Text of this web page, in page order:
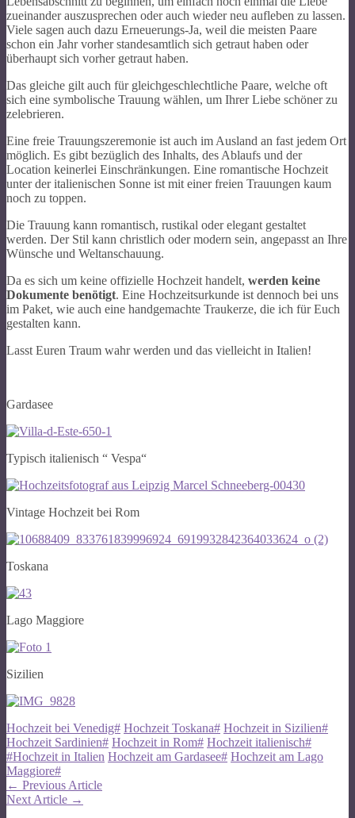
zueinander auszusprechen oder auch wieder neu aufleben zu lassen.
Viele sagen auch dazu Erneuerungs-Ja, weil die meisten Paare
schon ein Jahr vorher standesamtlich sich getraut haben oder
überhaupt sich vorher getraut haben.
Das gleiche gilt auch für gleichgeschlechtliche Paare, welche oft
sich eine symbolische Trauung wählen, um Ihrer Liebe schöner zu
zelebrieren.
Eine freie Trauungszeremonie ist auch im Ausland an fast jedem Ort
möglich. Es gibt bezüglich des Inhalts, des Ablaufs und der
Location keinerlei Einschränkungen. Eine romantische Hochzeit
unter der italienischen Sonne ist mit einer freien Trauungen kaum
noch zu toppen.
Die Trauung kann romantisch, rustikal oder elegant gestaltet
werden. Der Stil kann christlich oder modern sein, angepasst an Ihre
Wünsche und Weltanschauung.
Da es sich um keine offizielle Hochzeit handelt, werden keine
Dokumente benötigt. Eine Hochzeitsurkunde ist dennoch bei uns
im Paket, wie auch eine handgemachte Traukerze, die ich für Euch
gestalten kann.
Lasst Euren Traum wahr werden und das vielleicht in Italien!
Gardasee
Typisch italienisch “ Vespa“
Vintage Hochzeit bei Rom
Toskana
Lago Maggiore
Sizilien
Hochzeit bei Venedig# Hochzeit Toskana# Hochzeit in Sizilien#
Hochzeit Sardinien# Hochzeit in Rom# Hochzeit italienisch#
#Hochzeit in Italien Hochzeit am Gardasee# Hochzeit am Lago
Maggiore#
Post
navigation
← Previous Article
Next Article →